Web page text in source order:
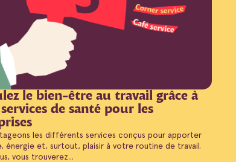
le bien-être au travail grâce à
de santé pour les
les différents services conçus pour apporter
énergie et, surtout, plaisir à votre routine de travail.
vous trouverez...